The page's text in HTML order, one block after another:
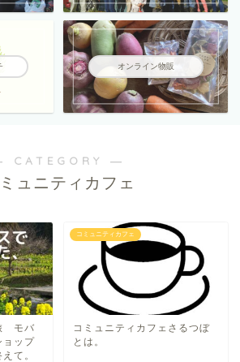
オンライン物販
CATEGORY ―
ュニティカフェ
モバ
ョップ
て。
コミュニティカフェ
コミュニティカフェさるつぼ
とは。